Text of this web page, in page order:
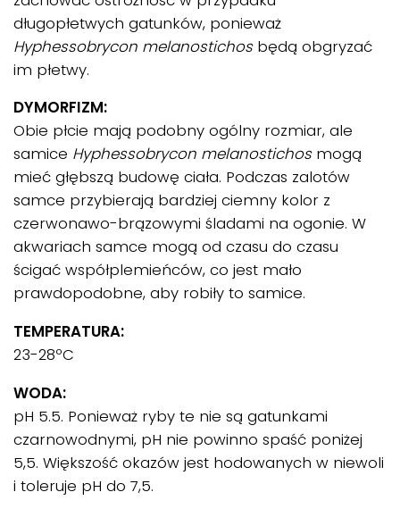
długopłetwych gatunków, ponieważ
Hyphessobrycon melanostichosbędą obgryzać
im płetwy.
DYMORFIZM:
Obie płcie mają podobny ogólny rozmiar, ale
samice Hyphessobrycon melanostichosmogą
mieć głębszą budowę ciała. Podczas zalotów
samce przybierają bardziej ciemny kolor z
czerwonawo-brązowymi śladami na ogonie. W
akwariach samce mogą od czasu do czasu
ścigać współplemieńców, co jest mało
prawdopodobne, aby robiły to samice.
TEMPERATURA:
23-28ºC
WODA:
pH 5.5. Ponieważ ryby te nie są gatunkami
czarnowodnymi, pH nie powinno spaść poniżej
5,5. Większość okazów jest hodowanych w niewoli
i toleruje pH do 7,5.